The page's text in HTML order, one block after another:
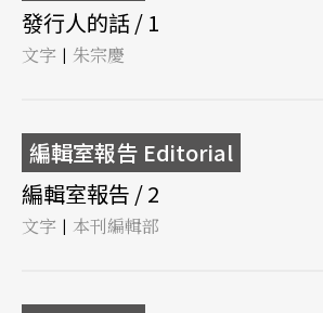
發行人的話 / 1
文字 | 朱宗慶
編輯室報告 Editorial
編輯室報告 / 2
文字 | 本刊編輯部